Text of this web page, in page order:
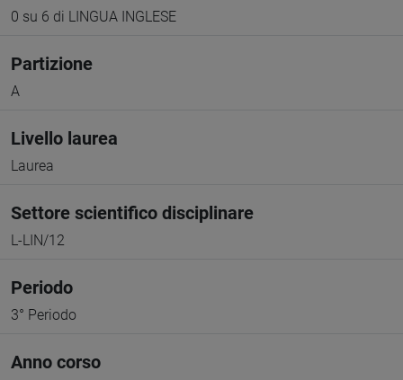
0 su 6 di LINGUA INGLESE
Partizione
A
Livello laurea
Laurea
Settore scientifico disciplinare
L-LIN/12
Periodo
3° Periodo
Anno corso